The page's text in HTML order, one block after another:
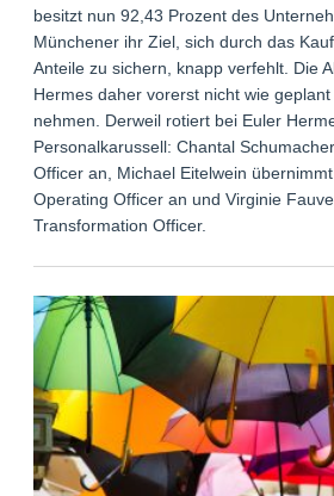
besitzt nun 92,43 Prozent des
Münchener ihr Ziel, sich durch das
Anteile zu sichern, knapp verfehlt. Die
Hermes daher vorerst nicht wie
nehmen. Derweil rotiert bei Euler
Personalkarussell: Chantal
Officer an, Michael Eitelwein
Operating Officer an und Virginie
Transformation Officer.